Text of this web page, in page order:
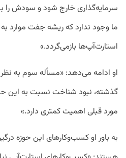
سرمایه‌گذاری خارج شود و سودش را
ما وجود ندارد که ریشه جفت موارد
استارت‌آپ‌ها بازمی‌گردد.»
او ادامه می‌دهد: «مسأله سوم به
گذشته، نبود شناخت نسبت به این
مورد قبلی اهمیت کمتری دارد.»
به باور او کسب‌وکارهای این حوزه